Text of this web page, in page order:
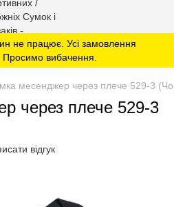
не працює. Усі замовлення
Просимо вибачення.
месенджер через плече 529-3
через плече 529-3
відгук